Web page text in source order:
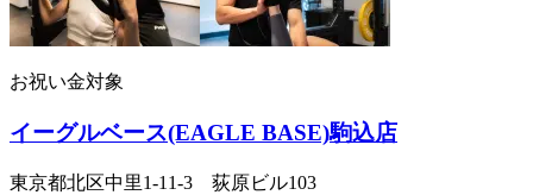
お祝い金対象
イーグルベース(EAGLE BASE)駒込店
東京都北区中里1-11-3 荻原ビル103